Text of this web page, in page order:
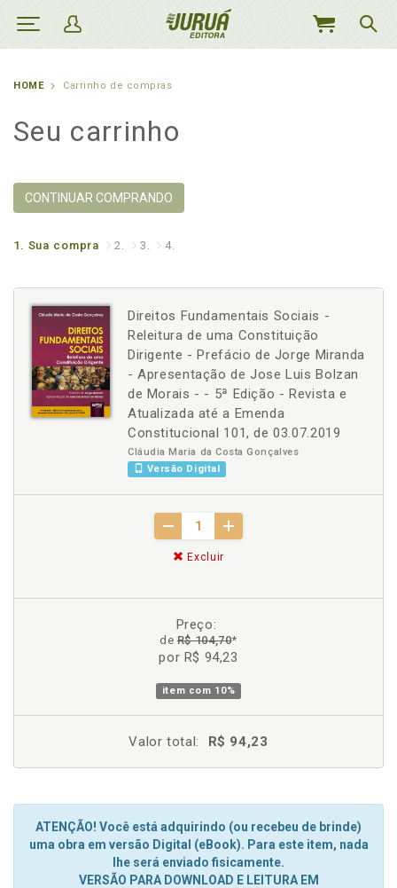
MEU
HOME Carrinho de compras
Seu carrinho
CONTINUAR COMPRANDO
1. Sua compra 2. 3. 4.
Direitos Fundamentais Sociais -
Releitura de uma Constituição
Dirigente - Prefácio de Jorge Miranda
- Apresentação de Jose Luis Bolzan
de Morais - - 5ª Edição - Revista e
Atualizada até a Emenda
Constitucional 101, de 03.07.2019
Cláudia Maria da Costa Gonçalves
Versão Digital
Excluir
Preço:
deR$ 104,70*
por R$ 94,23
item com 10%
Valor total: R$ 94,23
ATENÇÃO! Você está adquirindo (ou recebeu de brinde)
uma obra em versão Digital (eBook). Para este item, nada
lhe será enviado fisicamente.
VERSÃO PARA DOWNLOAD E LEITURA EM